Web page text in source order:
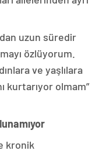
uzun süredir
özlüyorum.
ve yaşlılara
kurtarıyor olmam”
kronik